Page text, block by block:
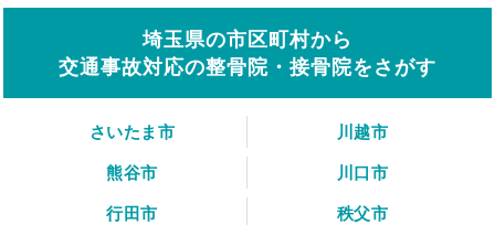
埼玉県の市区町村から
交通事故対応の整骨院・接骨院をさがす
さいたま市
川越市
熊谷市
川口市
行田市
秩父市